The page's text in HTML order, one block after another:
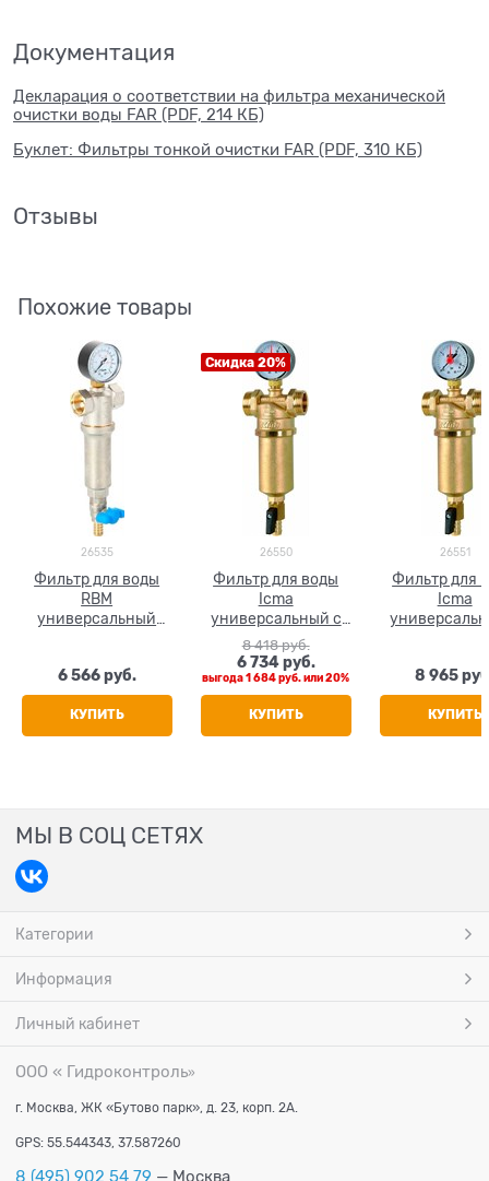
Документация
Декларация о соответствии на фильтра механической
очистки воды FAR (PDF, 214 КБ)
Буклет: Фильтры тонкой очистки FAR (PDF, 310 КБ)
Отзывы
Похожие товары
26535
Фильтр для воды
RBM
универсальный
6 566 руб.
КУПИТЬ
Скидка 20%
26550
Фильтр для воды
Icma
универсальный с
манометром 1/2"
ВР-3/4" НР
8 418 руб.
6 734 руб.
выгода1 684 руб.или20%
КУПИТЬ
26551
Фильтр для
Icma
8 965
КУПИТЬ
МЫ В СОЦ СЕТЯХ
Категории
Информация
Личный кабинет
ООО « Гидроконтроль»
г. Москва, ЖК «Бутово парк», д. 23, корп. 2А.
GPS: 55.544343, 37.587260
8 (495) 902 54 79 — Москва